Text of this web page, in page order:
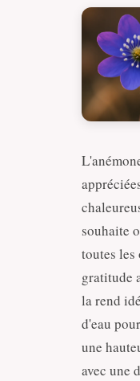
souhaite
toutes
gratitude
la rend
d'eau
une
avec une